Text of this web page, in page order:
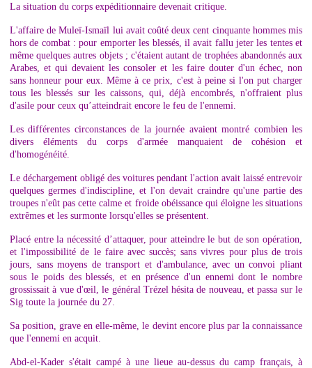
La situation du corps expéditionnaire devenait critique.
L'affaire de Muleï-Ismaïl lui avait coûté deux cent cinquante hommes mis
hors de combat : pour emporter les blessés, il avait fallu jeter les tentes et
même quelques autres objets ; c'étaient autant de trophées abandonnés aux
Arabes, et qui devaient les consoler et les faire douter d'un échec, non
sans honneur pour eux. Même à ce prix, c'est à peine si l'on put charger
tous les blessés sur les caissons, qui, déjà encombrés, n'offraient plus
d'asile pour ceux qu’atteindrait encore le feu de l'ennemi.
Les différentes circonstances de la journée avaient montré combien les
divers éléments du corps d'armée manquaient de cohésion et
d'homogénéité.
Le déchargement obligé des voitures pendant l'action avait laissé entrevoir
quelques germes d'indiscipline, et l'on devait craindre qu'une partie des
troupes n'eût pas cette calme et froide obéissance qui éloigne les situations
extrêmes et les surmonte lorsqu'elles se présentent.
Placé entre la nécessité d’attaquer, pour atteindre le but de son opération,
et l'impossibilité de le faire avec succès; sans vivres pour plus de trois
jours, sans moyens de transport et d'ambulance, avec un convoi pliant
sous le poids des blessés, et en présence d'un ennemi dont le nombre
grossissait à vue d'œil, le général Trézel hésita de nouveau, et passa sur le
Sig toute la journée du 27.
Sa position, grave en elle-même, le devint encore plus par la connaissance
que l'ennemi en acquit.
Abd-el-Kader s'était campé à une lieue au-dessus du camp français, à